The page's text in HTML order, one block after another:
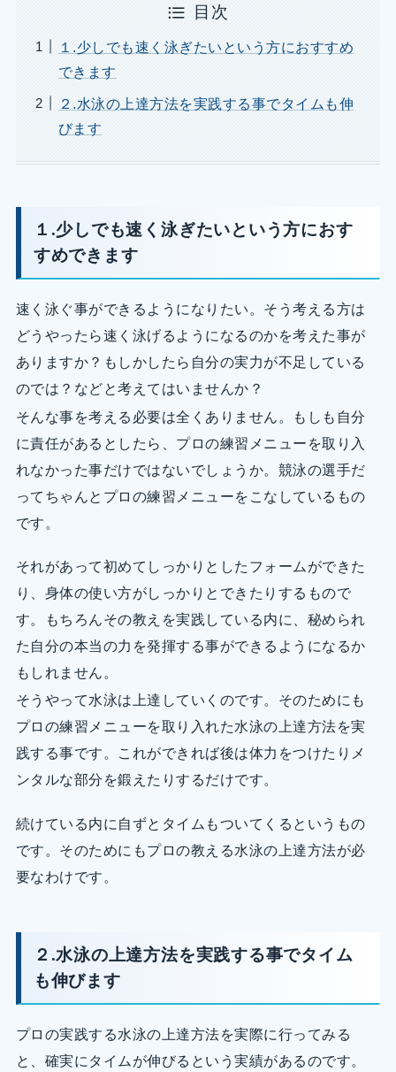
目次
１.少しでも速く泳ぎたいという方におすすめ
できます
２.水泳の上達方法を実践する事でタイムも伸
びます
１.少しでも速く泳ぎたいという方におす
すめできます
速く泳ぐ事ができるようになりたい。そう考える方は
どうやったら速く泳げるようになるのかを考えた事が
ありますか？もしかしたら自分の実力が不足している
のでは？などと考えてはいませんか？
そんな事を考える必要は全くありません。もしも自分
に責任があるとしたら、プロの練習メニューを取り入
れなかった事だけではないでしょうか。競泳の選手だ
ってちゃんとプロの練習メニューをこなしているもの
です。
それがあって初めてしっかりとしたフォームができた
り、身体の使い方がしっかりとできたりするもので
す。もちろんその教えを実践している内に、秘められ
た自分の本当の力を発揮する事ができるようになるか
もしれません。
そうやって水泳は上達していくのです。そのためにも
プロの練習メニューを取り入れた水泳の上達方法を実
践する事です。これができれば後は体力をつけたりメ
ンタルな部分を鍛えたりするだけです。
続けている内に自ずとタイムもついてくるというもの
です。そのためにもプロの教える水泳の上達方法が必
要なわけです。
２.水泳の上達方法を実践する事でタイム
も伸びます
プロの実践する水泳の上達方法を実際に行ってみる
と、確実にタイムが伸びるという実績があるのです。